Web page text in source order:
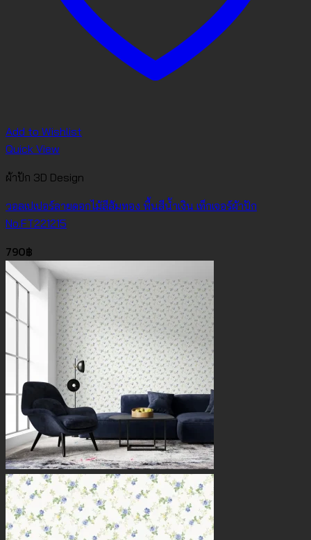
Add to Wishlist
Quick View
ผ้าปัก 3D Design
วอลเปเปอร์ลายดอกไม้สีส้มทอง พื้นสีน้ำเงิน เท็กเจอร์ผ้าปัก
No.FT221215
790฿